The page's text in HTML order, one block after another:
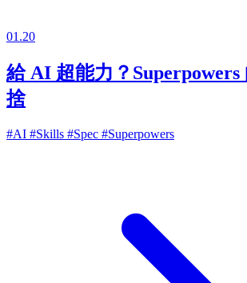
01.20
給 AI 超能力？Superpowers
捨
#AI #Skills #Spec #Superpowers